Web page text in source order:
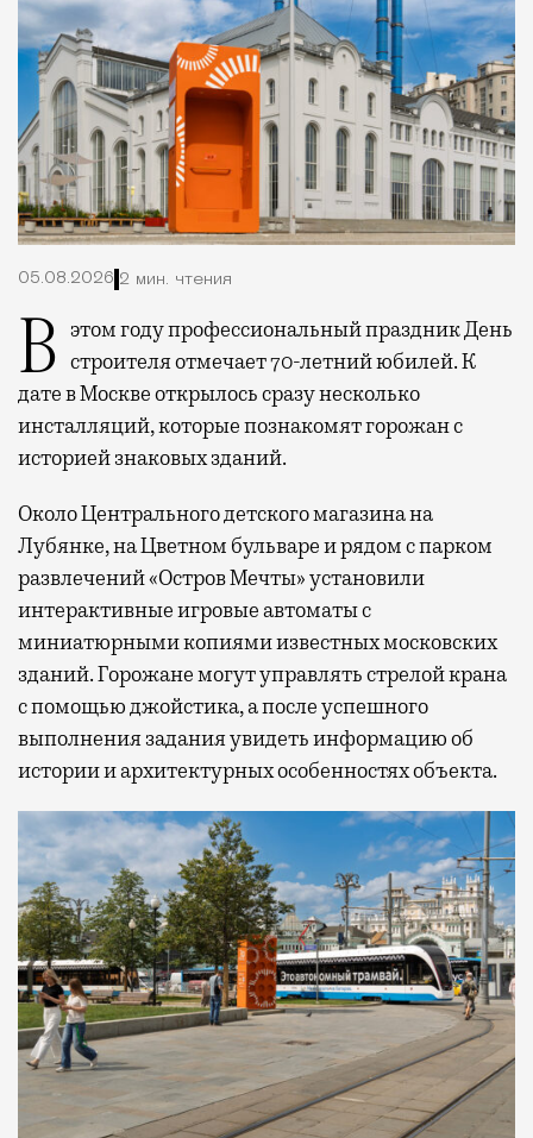
05.08.2026 2 мин. чтения
В этом году профессиональный праздник День строителя отмечает 70-летний юбилей. К
дате в Москве открылось сразу несколько
инсталляций, которые познакомят горожан с
историей знаковых зданий.
Около Центрального детского магазина на
Лубянке, на Цветном бульваре и рядом с парком
развлечений «Остров Мечты» установили
интерактивные игровые автоматы с
миниатюрными копиями известных московских
зданий. Горожане могут управлять стрелой крана
с помощью джойстика, а после успешного
выполнения задания увидеть информацию об
истории и архитектурных особенностях объекта.